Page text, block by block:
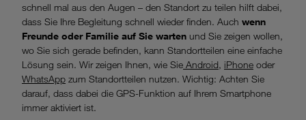
schnell mal aus den Augen – den Standort zu teilen hilft dabei,
dass Sie Ihre Begleitung schnell wieder finden. Auch wenn
Freunde oder Familie auf Sie warten und Sie zeigen wollen,
wo Sie sich gerade befinden, kann Standortteilen eine einfache
Lösung sein. Wir zeigen Ihnen, wie Sie Android, iPhone oder
WhatsApp zum Standortteilen nutzen. Wichtig: Achten Sie
darauf, dass dabei die GPS-Funktion auf Ihrem Smartphone
immer aktiviert ist.